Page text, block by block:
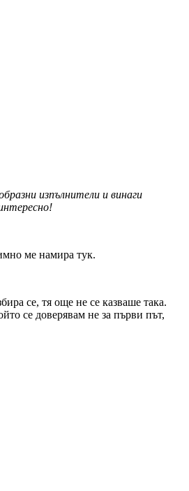
изпълнители и винаги
ме намира тук.
се, тя още не се казваше така.
се доверявам не за първи път,